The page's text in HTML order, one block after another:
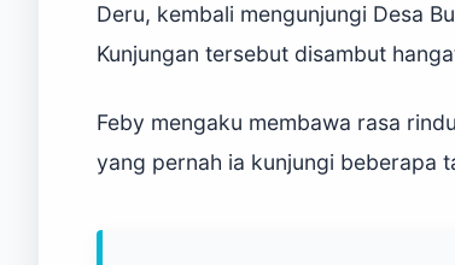
Deru, kembali mengunjungi Desa
Kunjungan tersebut disambut
Feby mengaku membawa rasa
yang pernah ia kunjungi beberapa